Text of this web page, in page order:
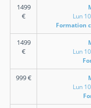
1499
€
Lun
Formation
1499
€
Lun
999€
Lun